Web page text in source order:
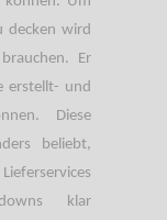
decken wird
Er
erstellt- und
Diese
beliebt,
klar